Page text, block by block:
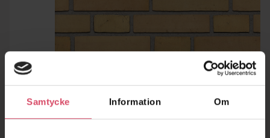
Samtycke Information Om